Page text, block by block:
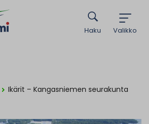
Valikko
Haku
Ikärit – Kangasniemen seurakunta